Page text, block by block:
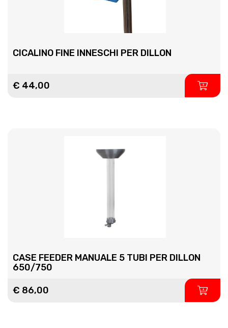
CICALINO FINE INNESCHI PER DILLON
€ 44,00
CASE FEEDER MANUALE 5 TUBI PER DILLON
650/750
€ 86,00